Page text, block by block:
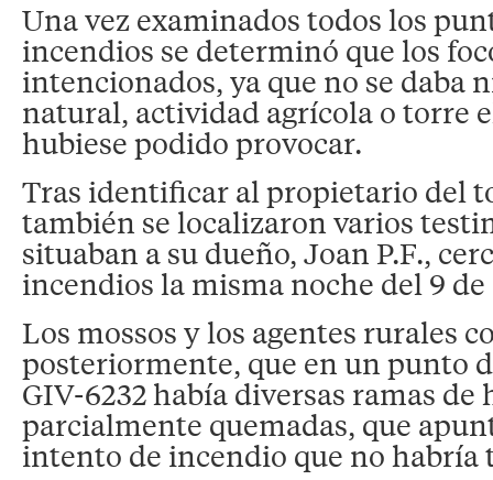
Una vez examinados todos los
incendios se determinó que los
intencionados, ya que no se daba
natural, actividad agrícola o torre
hubiese podido provocar.
Tras identificar al propietario del
también se localizaron varios
situaban a su dueño, Joan P.F.,
incendios la misma noche del 9 de
Los mossos y los agentes rurales
posteriormente, que en un punto
GIV-6232 había diversas ramas de
parcialmente quemadas, que
intento de incendio que no habría